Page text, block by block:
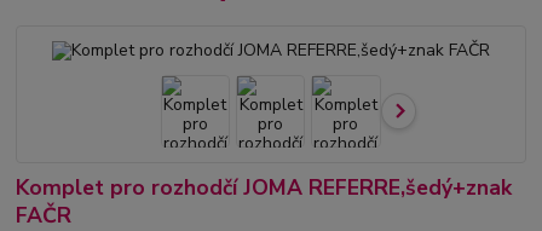
Komplet pro rozhodčí JOMA REFERRE,šedý+znak
FAČR